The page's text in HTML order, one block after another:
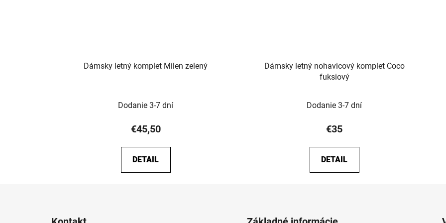
Dámsky letný komplet Milen zelený
Dodanie 3-7 dní
€45,50
DETAIL
Dámsky letný nohavicový komplet Coco
fuksiový
Dodanie 3-7 dní
€35
DETAIL